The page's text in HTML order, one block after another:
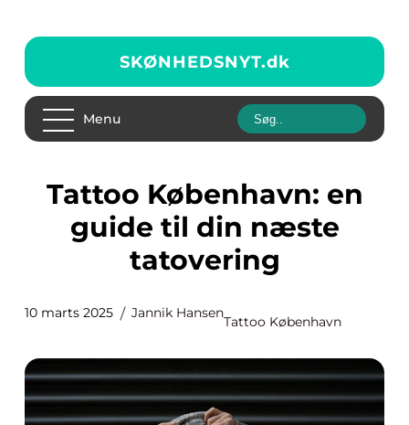
SKØNHEDSNYT.dk
Menu
Tattoo København: en
guide til din næste
tatovering
10 marts 2025 Jannik Hansen
Tattoo København